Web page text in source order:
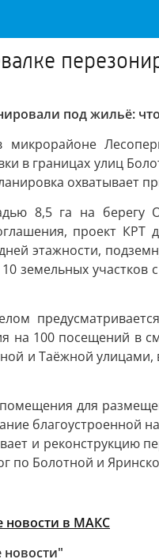
под жильё:
в границах улиц
охватывает
8,5 га на берегу
проект
этажности,
земельных
на 100 посещений в
и Таёжной улицами,
для
благоустроенной
и реконструкцию
Болотной и
новости в MАКС